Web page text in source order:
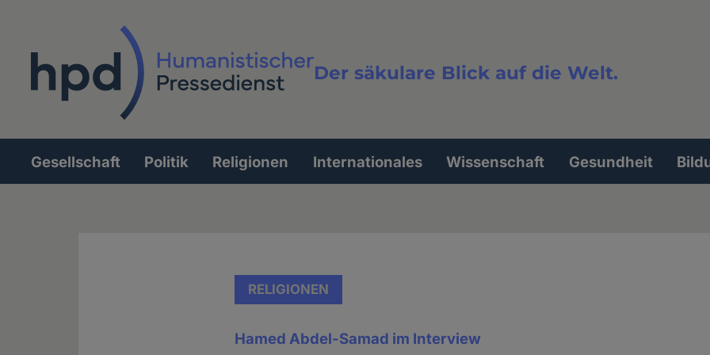
Der säkulare Blick auf die Welt.
Volltextsuche
Hauptnavigation
Gesellschaft Politik Religionen Internationales Wissenschaft Gesundheit
RELIGIONEN
Hamed Abdel-Samad im Interview